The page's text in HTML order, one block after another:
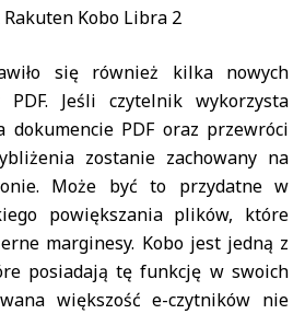
Kobo Libra 2
się również kilka nowych
Jeśli czytelnik wykorzysta
PDF oraz przewróci
zostanie zachowany na
Może być to przydatne w
powiększania plików, które
marginesy. Kobo jest jedną z
posiadają tę funkcję w swoich
większość e-czytników nie